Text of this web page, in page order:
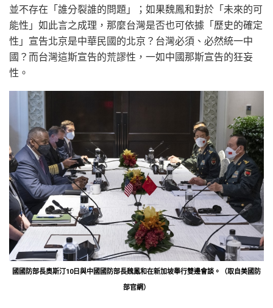
並不存在「誰分裂誰的問題」；如果魏鳳和對於「未來的可
能性」如此言之成理，那麼台灣是否也可依據「歷史的確定
性」宣告北京是中華民國的北京？台灣必須、必然統一中
國？而台灣這斯宣告的荒謬性，一如中國那斯宣告的狂妄
性。
國國防部長奧斯汀10日與中國國防部長魏鳳和在新加坡舉行雙邊會談。（取自美國防
部官網）